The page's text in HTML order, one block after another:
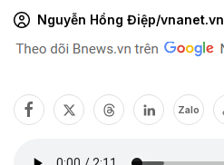
Nguyễn Hồng Điệp/vnanet.vn
Zalo